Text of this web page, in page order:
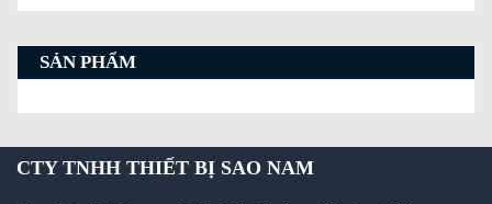
SẢN PHẨM
CTY TNHH THIẾT BỊ SAO NAM